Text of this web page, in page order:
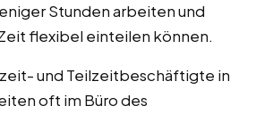
Stunden arbeiten und
flexibel einteilen können.
und Teilzeitbeschäftigte in
oft im Büro des